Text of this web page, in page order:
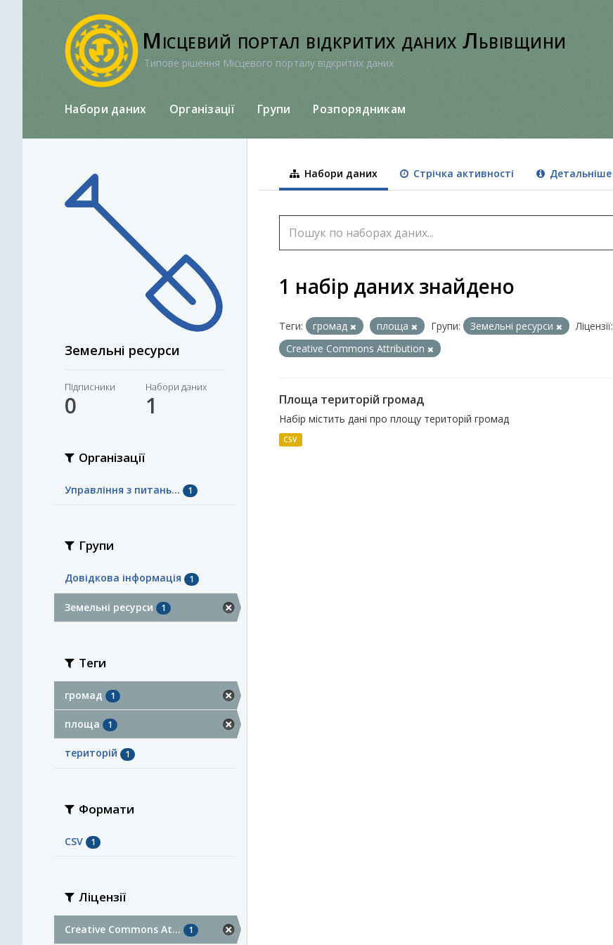
Місцевий портал відкритих даних Львівщини
Типове рішення Місцевого порталу відкритих даних
Набори даних Організації Групи Розпорядникам
Земельні ресурси
Підписники
0
Набори даних
1
Організації
Управління з питань... 1
Групи
Довідкова інформація 1
Земельні ресурси 1
Теги
громад 1
площа 1
територій 1
Формати
CSV 1
Ліцензії
Creative Commons At... 1
Набори даних Стрічка активності Детальніше
1 набір даних знайдено
Теги: громад площа Групи: Земельні ресурси
Ліцензії:
Creative Commons Attribution
Площа територій громад
Набір містить дані про площу територій громад
CSV